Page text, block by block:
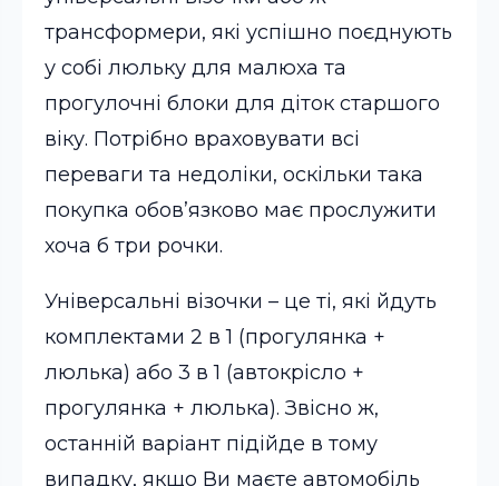
трансформери, які успішно поєднують
у собі люльку для малюха та
прогулочні блоки для діток старшого
віку. Потрібно враховувати всі
переваги та недоліки, оскільки така
покупка обов’язково має прослужити
хоча б три рочки.
Універсальні візочки – це ті, які йдуть
комплектами 2 в 1 (прогулянка +
люлька) або 3 в 1 (автокрісло +
прогулянка + люлька). Звісно ж,
останній варіант підійде в тому
випадку, якщо Ви маєте автомобіль